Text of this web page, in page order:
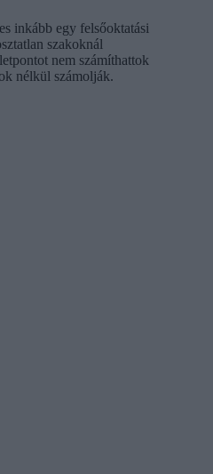
inkább egy felsőoktatási
szakoknál
nem számíthattok
nélkül számolják.